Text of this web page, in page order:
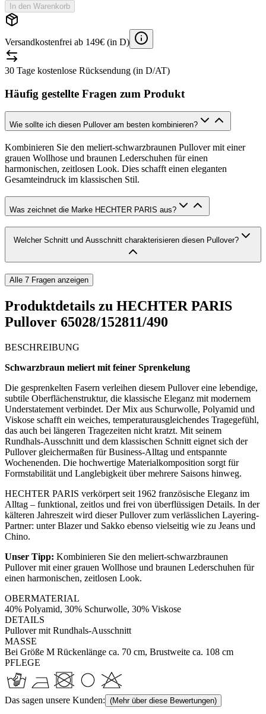
In den Warenkorb
Versandkostenfrei ab 149€ (in D)
30 Tage kostenlose Rücksendung (in D/AT)
Häufig gestellte Fragen zum Produkt
Wie sollte ich diesen Pullover am besten kombinieren?
Kombinieren Sie den meliert-schwarzbraunen Pullover mit einer
grauen Wollhose und braunen Lederschuhen für einen
harmonischen, zeitlosen Look. Dies schafft einen eleganten
Gesamteindruck im klassischen Stil.
Was zeichnet die Marke HECHTER PARIS aus?
Welcher Schnitt und Ausschnitt charakterisieren diesen Pullover?
Alle 7 Fragen anzeigen
Produktdetails zu HECHTER PARIS
Pullover 65028/152811/490
BESCHREIBUNG
Schwarzbraun meliert mit feiner Sprenkelung
Die gesprenkelten Fasern verleihen diesem Pullover eine lebendige,
subtile Oberflächenstruktur, die klassische Eleganz mit modernem
Understatement verbindet. Der Mix aus Schurwolle, Polyamid und
Viskose schafft ein weiches, temperaturausgleichendes Tragegefühl,
das auch bei längeren Tragezeiten nicht kratzt. Mit seinem
Rundhals-Ausschnitt und dem klassischen Schnitt eignet sich der
Pullover gleichermaßen für Business-Alltag und entspannte
Wochenenden. Die hochwertige Materialkomposition sorgt für
Formstabilität und Langlebigkeit über mehrere Saisons hinweg.
HECHTER PARIS verkörpert seit 1962 französische Eleganz im
Alltag – funktional, zeitlos und frei von überflüssigen Details. In der
kälteren Jahreszeit wird dieser Pullover zum verlässlichen Layering-
Partner: unter Blazer und Sakko ebenso vielseitig wie zu Jeans und
Chino.
Unser Tipp: Kombinieren Sie den meliert-schwarzbraunen
Pullover mit einer grauen Wollhose und braunen Lederschuhen für
einen harmonischen, zeitlosen Look.
OBERMATERIAL
40% Polyamid, 30% Schurwolle, 30% Viskose
DETAILS
Pullover mit Rundhals-Ausschnitt
MASSE
Bei Größe M Rückenlänge ca. 70 cm, Brustweite ca. 108 cm
PFLEGE
Das sagen unsere Kunden: (Mehr über diese Bewertungen)